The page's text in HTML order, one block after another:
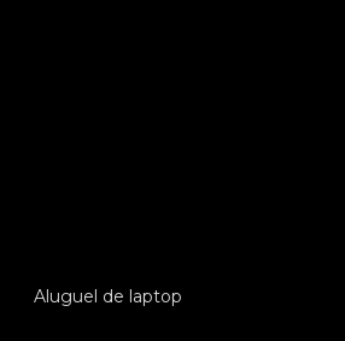
aluguel de laptop